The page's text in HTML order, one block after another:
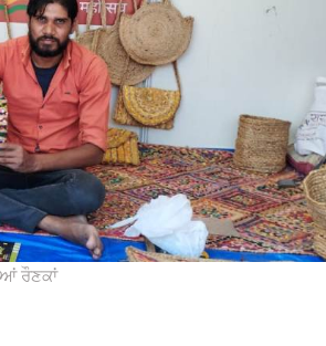
ਰੌਣਕਾਂ